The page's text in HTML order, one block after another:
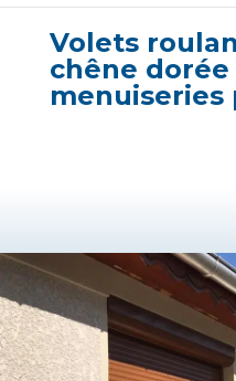
Volets
chêne
menuiseries